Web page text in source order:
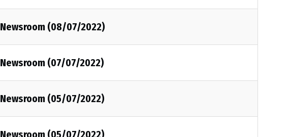
Newsroom (08/07/2022)
Newsroom (07/07/2022)
Newsroom (05/07/2022)
Newsroom (05/07/2022)